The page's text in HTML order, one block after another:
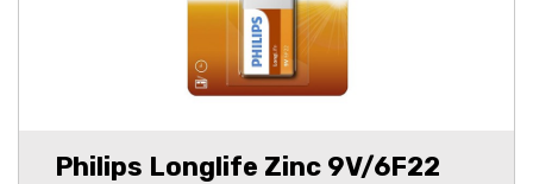
Philips Longlife Zinc 9V/6F22